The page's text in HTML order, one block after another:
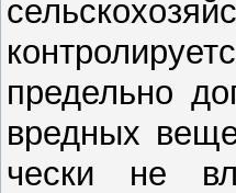
предельно
вредных
чески не